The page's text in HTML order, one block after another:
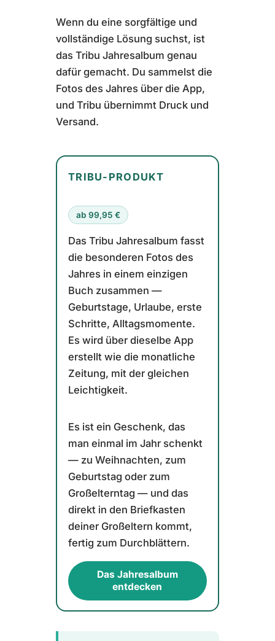
Wenn du eine sorgfältige und
vollständige Lösung suchst, ist
das Tribu Jahresalbum genau
dafür gemacht. Du sammelst die
Fotos des Jahres über die App,
und Tribu übernimmt Druck und
Versand.
TRIBU-PRODUKT
ab 99,95 €
Das Tribu Jahresalbum fasst
die besonderen Fotos des
Jahres in einem einzigen
Buch zusammen —
Geburtstage, Urlaube, erste
Schritte, Alltagsmomente.
Es wird über dieselbe App
erstellt wie die monatliche
Zeitung, mit der gleichen
Leichtigkeit.
Es ist ein Geschenk, das
man einmal im Jahr schenkt
— zu Weihnachten, zum
Geburtstag oder zum
Großelterntag — und das
direkt in den Briefkasten
deiner Großeltern kommt,
fertig zum Durchblättern.
Das Jahresalbum
entdecken